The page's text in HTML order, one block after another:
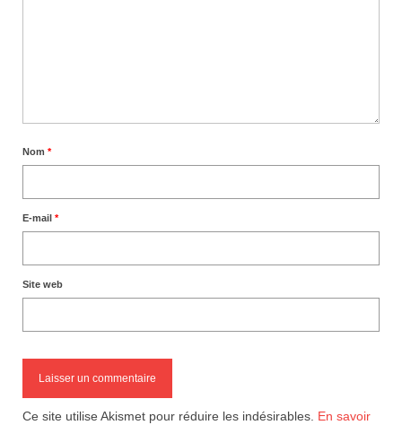
Nom *
E-mail *
Site web
Ce site utilise Akismet pour réduire les indésirables. En savoir